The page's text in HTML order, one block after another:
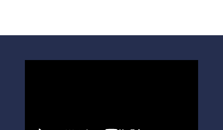
d'alimentation de la
traduction